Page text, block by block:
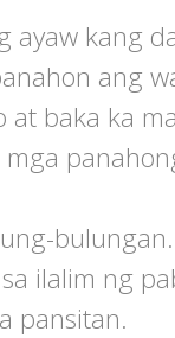
ayaw kang
ang
at baka ka
bulungan.
ilalim ng
pansitan.